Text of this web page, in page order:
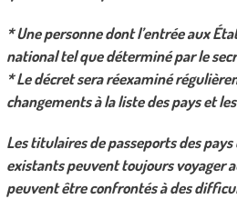
* Une personne dont l’entrée aux
national tel que déterminé par le
* Le décret sera réexaminé
changements à la liste des pays et
Les titulaires de passeports des pays
existants peuvent toujours voyager
peuvent être confrontés à des